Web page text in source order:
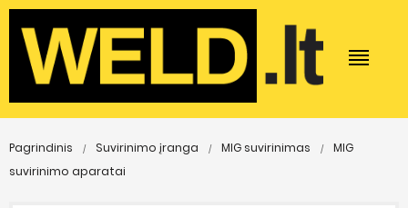
Pagrindinis Suvirinimo įranga MIG suvirinimas
MIG
suvirinimo aparatai